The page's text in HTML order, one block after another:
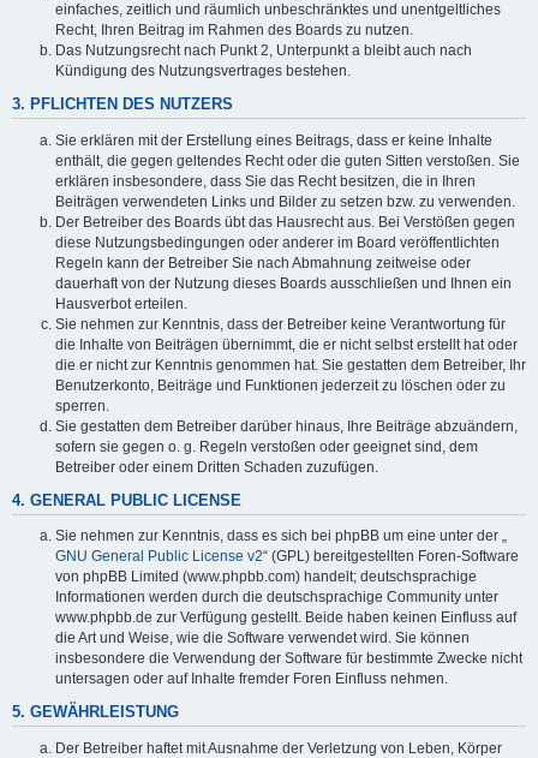
einfaches, zeitlich und räumlich unbeschränktes und unentgeltliches
Recht, Ihren Beitrag im Rahmen des Boards zu nutzen.
Das Nutzungsrecht nach Punkt 2, Unterpunkt a bleibt auch nach
Kündigung des Nutzungsvertrages bestehen.
3. PFLICHTEN DES NUTZERS
Sie erklären mit der Erstellung eines Beitrags, dass er keine Inhalte
enthält, die gegen geltendes Recht oder die guten Sitten verstoßen. Sie
erklären insbesondere, dass Sie das Recht besitzen, die in Ihren
Beiträgen verwendeten Links und Bilder zu setzen bzw. zu verwenden.
Der Betreiber des Boards übt das Hausrecht aus. Bei Verstößen gegen
diese Nutzungsbedingungen oder anderer im Board veröffentlichten
Regeln kann der Betreiber Sie nach Abmahnung zeitweise oder
dauerhaft von der Nutzung dieses Boards ausschließen und Ihnen ein
Hausverbot erteilen.
Sie nehmen zur Kenntnis, dass der Betreiber keine Verantwortung für
die Inhalte von Beiträgen übernimmt, die er nicht selbst erstellt hat oder
die er nicht zur Kenntnis genommen hat. Sie gestatten dem Betreiber, Ihr
Benutzerkonto, Beiträge und Funktionen jederzeit zu löschen oder zu
sperren.
Sie gestatten dem Betreiber darüber hinaus, Ihre Beiträge abzuändern,
sofern sie gegen o. g. Regeln verstoßen oder geeignet sind, dem
Betreiber oder einem Dritten Schaden zuzufügen.
4. GENERAL PUBLIC LICENSE
Sie nehmen zur Kenntnis, dass es sich bei phpBB um eine unter der „
GNU General Public License v2“ (GPL) bereitgestellten Foren-Software
von phpBB Limited (www.phpbb.com) handelt; deutschsprachige
Informationen werden durch die deutschsprachige Community unter
www.phpbb.de zur Verfügung gestellt. Beide haben keinen Einfluss auf
die Art und Weise, wie die Software verwendet wird. Sie können
insbesondere die Verwendung der Software für bestimmte Zwecke nicht
untersagen oder auf Inhalte fremder Foren Einfluss nehmen.
5. GEWÄHRLEISTUNG
Der Betreiber haftet mit Ausnahme der Verletzung von Leben, Körper